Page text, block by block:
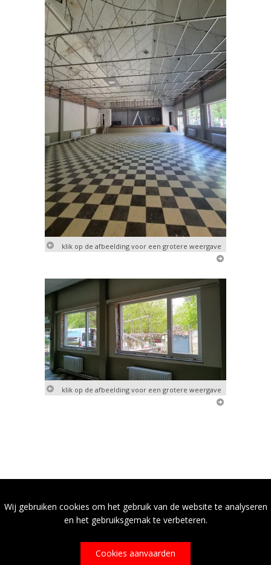
Wij gebruiken cookies om het gebruik van de website te analyseren
en het gebruiksgemak te verbeteren.
Cookies aanvaarden
klik op de afbeelding voor een grotere weergave
klik op de afbeelding voor een grotere weergave